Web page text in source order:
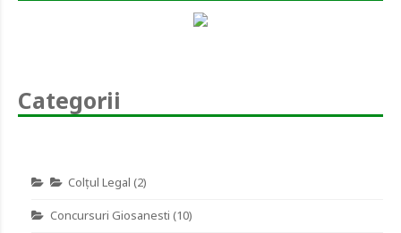
Categorii
Colţul Legal (2)
Concursuri Giosanesti (10)